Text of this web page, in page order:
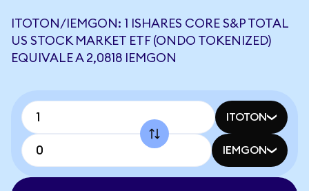
ITOTON/IEMGON: 1 ISHARES CORE S&P TOTAL
US STOCK MARKET ETF (ONDO TOKENIZED)
EQUIVALE A 2,0818 IEMGON
ITOTON
IEMGON